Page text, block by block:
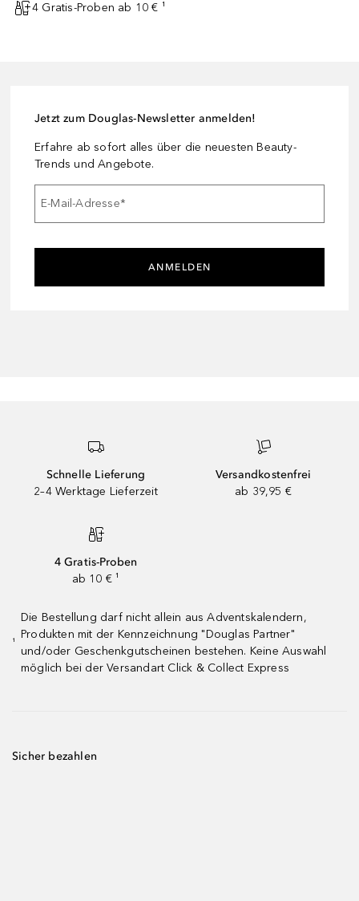
4 Gratis-Proben ab 10 € ¹
Jetzt zum Douglas-Newsletter anmelden!
Erfahre ab sofort alles über die neuesten Beauty-
Trends und Angebote.
E-Mail-Adresse*
ANMELDEN
Schnelle Lieferung
2–4 Werktage Lieferzeit
Versandkostenfrei
ab 39,95 €
4 Gratis-Proben
ab 10 € ¹
¹
Die Bestellung darf nicht allein aus Adventskalendern,
Produkten mit der Kennzeichnung "Douglas Partner"
und/oder Geschenkgutscheinen bestehen. Keine Auswahl
möglich bei der Versandart Click & Collect Express
Sicher bezahlen